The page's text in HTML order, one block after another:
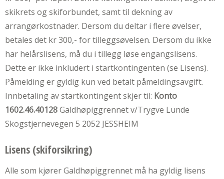
skikrets og skiforbundet, samt til dekning av
arrangørkostnader. Dersom du deltar i flere øvelser,
betales det kr 300,- for tilleggsøvelsen. Dersom du ikke
har helårslisens, må du i tillegg løse engangslisens.
Dette er ikke inkludert i startkontingenten (se Lisens).
Påmelding er gyldig kun ved betalt påmeldingsavgift.
Innbetaling av startkontingent skjer til: Konto
1602.46.40128Galdhøpiggrennet v/Trygve Lunde
Skogstjernevegen 5 2052 JESSHEIM
Lisens (skiforsikring)
Alle som kjører Galdhøpiggrennet må ha gyldig lisens